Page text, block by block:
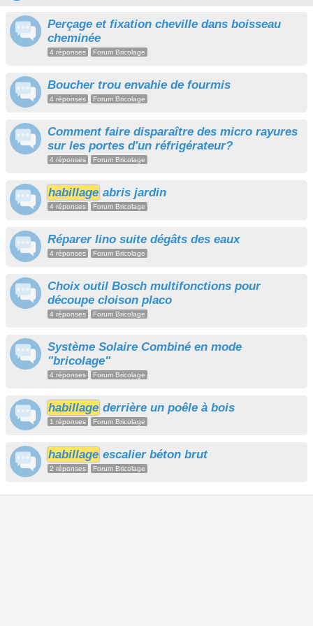
Perçage et fixation cheville dans boisseau
cheminée
4 réponses Forum Bricolage
Boucher trou envahie de fourmis
4 réponses Forum Bricolage
Comment faire disparaître des micro rayures
sur les portes d'un réfrigérateur?
4 réponses Forum Bricolage
habillage abris jardin
4 réponses Forum Bricolage
Réparer lino suite dégâts des eaux
4 réponses Forum Bricolage
Choix outil Bosch multifonctions pour
découpe cloison placo
4 réponses Forum Bricolage
Système Solaire Combiné en mode
"bricolage"
4 réponses Forum Bricolage
habillage derrière un poêle à bois
1 réponses Forum Bricolage
habillage escalier béton brut
2 réponses Forum Bricolage